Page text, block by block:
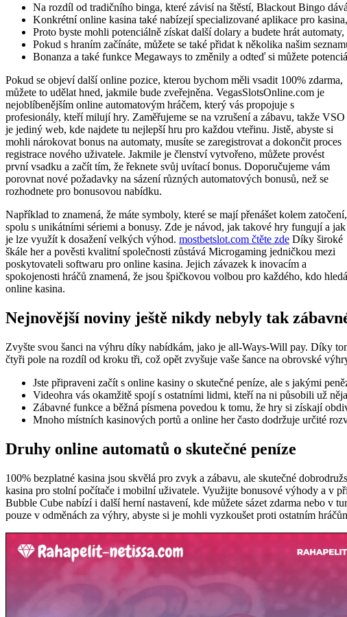
Na rozdíl od tradičního binga, které závisí na štěstí, Blackout Bingo
Konkrétní online kasina také nabízejí specializované aplikace pro
Proto byste mohli potenciálně získat další dolary a budete hrát
Pokud s hraním začínáte, můžete se také přidat k několika našim
Bonanza a také funkce Megaways to změnily a odteď si můžete
Pokud se objeví další online pozice, kterou bychom měli vsadit 100% zdarma,
můžete to udělat hned, jakmile bude zveřejněna. VegasSlotsOnline.com je
nejoblíbenějším online automatovým hráčem, který vás propojuje s
profesionály, kteří milují hry. Zaměřujeme se na vzrušení a zábavu, takže VSO
je jediný web, kde najdete tu nejlepší hru pro každou vteřinu. Jistě, abyste si
mohli nárokovat bonus na automaty, musíte se zaregistrovat a dokončit proces
registrace nového uživatele. Jakmile je členství vytvořeno, můžete provést
první vsadku a začít tím, že řeknete svůj uvítací bonus. Doporučujeme vám
porovnat nové požadavky na sázení různých automatových bonusů, než se
rozhodnete pro bonusovou nabídku.
Například to znamená, že máte symboly, které se mají přenášet kolem zatočení,
spolu s unikátními sériemi a bonusy. Zde je návod, jak takové hry fungují a jak
je lze využít k dosažení velkých výhod. mostbetslot.com čtěte zde Díky široké
škále her a pověsti kvalitní společnosti zůstává Microgaming jedničkou mezi
poskytovateli softwaru pro online kasina. Jejich závazek k inovacím a
spokojenosti hráčů znamená, že jsou špičkovou volbou pro každého, kdo hledá
online kasina.
Nejnovější noviny ještě nikdy nebyly tak
Zvyšte svou šanci na výhru díky nabídkám, jako je all-Ways-Will pay. Díky
čtyři pole na rozdíl od kroku tři, což opět zvyšuje vaše šance na obrovské
Jste připraveni začít s online kasiny o skutečné peníze, ale s jakými
Videohra vás okamžitě spojí s ostatními lidmi, kteří na ni působili už
Zábavné funkce a běžná písmena povedou k tomu, že hry si získají
Mnoho místních kasinových portů a online her často dodržuje určité
Druhy online automatů o skutečné peníze
100% bezplatné kasina jsou skvělá pro zvyk a zábavu, ale skutečné
kasina pro stolní počítače i mobilní uživatele. Využijte bonusové výhody a v
Bubble Cube nabízí i další herní nastavení, kde můžete sázet zdarma nebo v
pouze v odměnách za výhry, abyste si je mohli vyzkoušet proti ostatním